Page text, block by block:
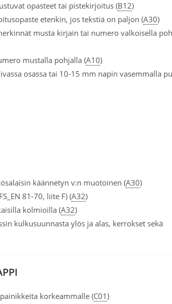
opasteet tai pistekirjoitus (B12)
etenkin, jos tekstiä on paljon (A30)
musta kirjain tai numero valkoisella
mustalla pohjalla (A10)
osassa tai 10-15 mm napin vasemmalla
käännetyn v:n muotoinen (A30)
81-70, liite F) (A32)
kolmioilla (A32)
kulkusuunnasta ylös ja alas, kerrokset sekä
korkeammalle (C01)